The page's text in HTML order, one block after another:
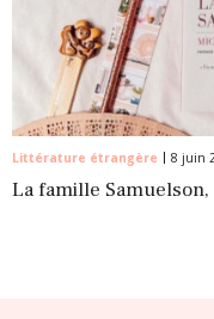
Littérature étrangère 8 juin
La famille